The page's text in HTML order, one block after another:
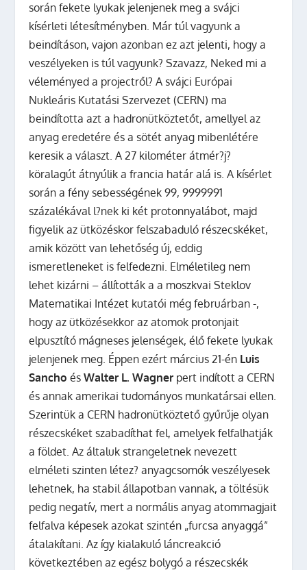
során fekete lyukak jelenjenek meg a svájci
kísérleti létesítményben. Már túl vagyunk a
beindításon, vajon azonban ez azt jelenti, hogy a
veszélyeken is túl vagyunk? Szavazz, Neked mi a
véleményed a projectről? A svájci Európai
Nukleáris Kutatási Szervezet (CERN) ma
beindította azt a hadronütköztetőt, amellyel az
anyag eredetére és a sötét anyag mibenlétére
keresik a választ. A 27 kilométer átmér?j?
köralagút átnyúlik a francia határ alá is. A kísérlet
során a fény sebességének 99, 9999991
százalékával l?nek ki két protonnyalábot, majd
figyelik az ütközéskor felszabaduló részecskéket,
amik között van lehetőség új, eddig
ismeretleneket is felfedezni. Elméletileg nem
lehet kizárni – állították a a moszkvai Steklov
Matematikai Intézet kutatói még februárban -,
hogy az ütközésekkor az atomok protonjait
elpusztító mágneses jelenségek, élő fekete lyukak
jelenjenek meg. Éppen ezért március 21-én Luis
Sancho ésWalter L. Wagner pert indított a CERN
és annak amerikai tudományos munkatársai ellen.
Szerintük a CERN hadronütköztető gyűrűje olyan
részecskéket szabadíthat fel, amelyek felfalhatják
a földet. Az általuk strangeletnek nevezett
elméleti szinten létez? anyagcsomók veszélyesek
lehetnek, ha stabil állapotban vannak, a töltésük
pedig negatív, mert a normális anyag atommagjait
felfalva képesek azokat szintén „furcsa anyaggá”
átalakítani. Az így kialakuló láncreakció
következtében az egész bolygó a részecskék